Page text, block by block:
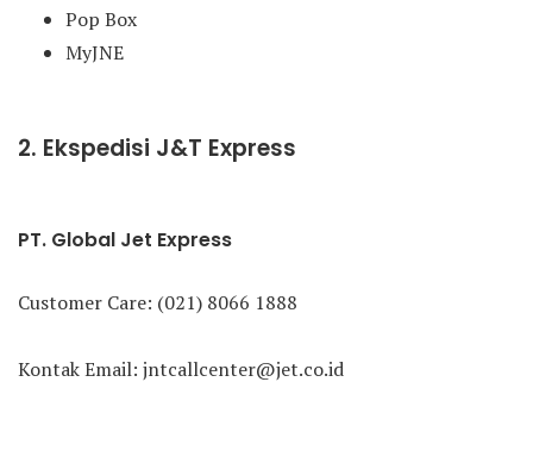
Pop Box
MyJNE
2. Ekspedisi J&T Express
PT. Global Jet Express
Customer Care: (021) 8066 1888
Kontak Email: jntcallcenter@jet.co.id